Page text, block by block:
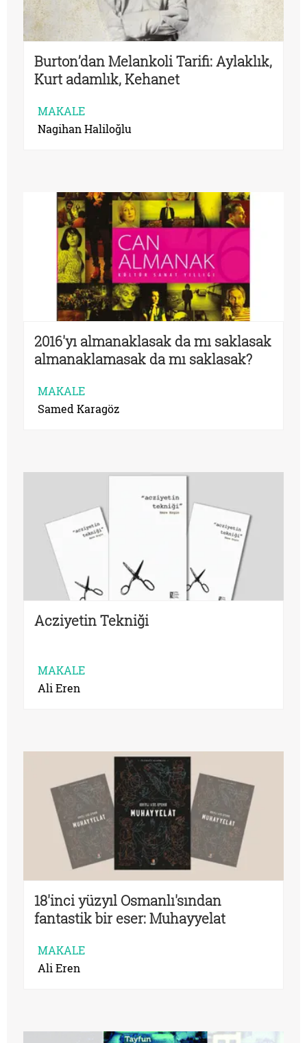
Burton’dan Melankoli Tarifi: Aylaklık,
Kurt adamlık, Kehanet
MAKALE
Nagihan Haliloğlu
2016'yı almanaklasak da mı saklasak
almanaklamasak da mı saklasak?
MAKALE
Samed Karagöz
Acziyetin Tekniği
MAKALE
Ali Eren
18'inci yüzyıl Osmanlı'sından
fantastik bir eser: Muhayyelat
MAKALE
Ali Eren